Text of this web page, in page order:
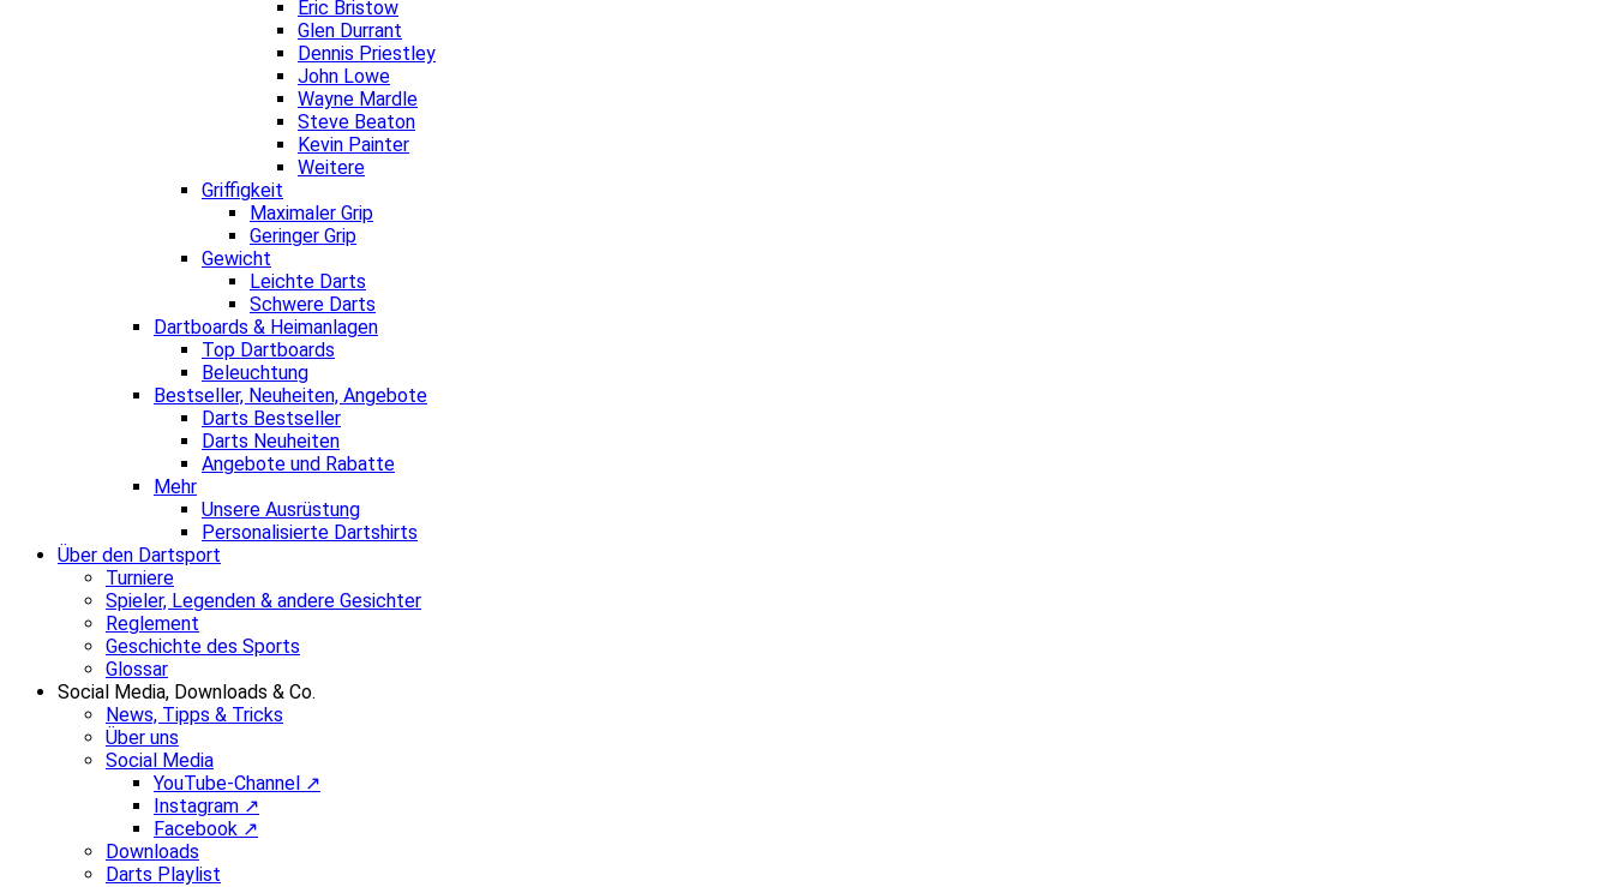
Eric Bristow
Glen Durrant
Dennis Priestley
John Lowe
Wayne Mardle
Steve Beaton
Kevin Painter
Weitere
Griffigkeit
Maximaler Grip
Geringer Grip
Gewicht
Leichte Darts
Schwere Darts
Dartboards & Heimanlagen
Top Dartboards
Beleuchtung
Bestseller, Neuheiten, Angebote
Darts Bestseller
Darts Neuheiten
Angebote und Rabatte
Mehr
Unsere Ausrüstung
Personalisierte Dartshirts
Über den Dartsport
Turniere
Spieler, Legenden & andere Gesichter
Reglement
Geschichte des Sports
Glossar
Social Media, Downloads & Co.
News, Tipps & Tricks
Über uns
Social Media
YouTube-Channel ↗
Instagram ↗
Facebook ↗
Downloads
Darts Playlist